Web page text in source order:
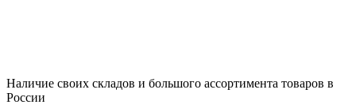
Наличие своих складов и большого ассортимента товаров в
России